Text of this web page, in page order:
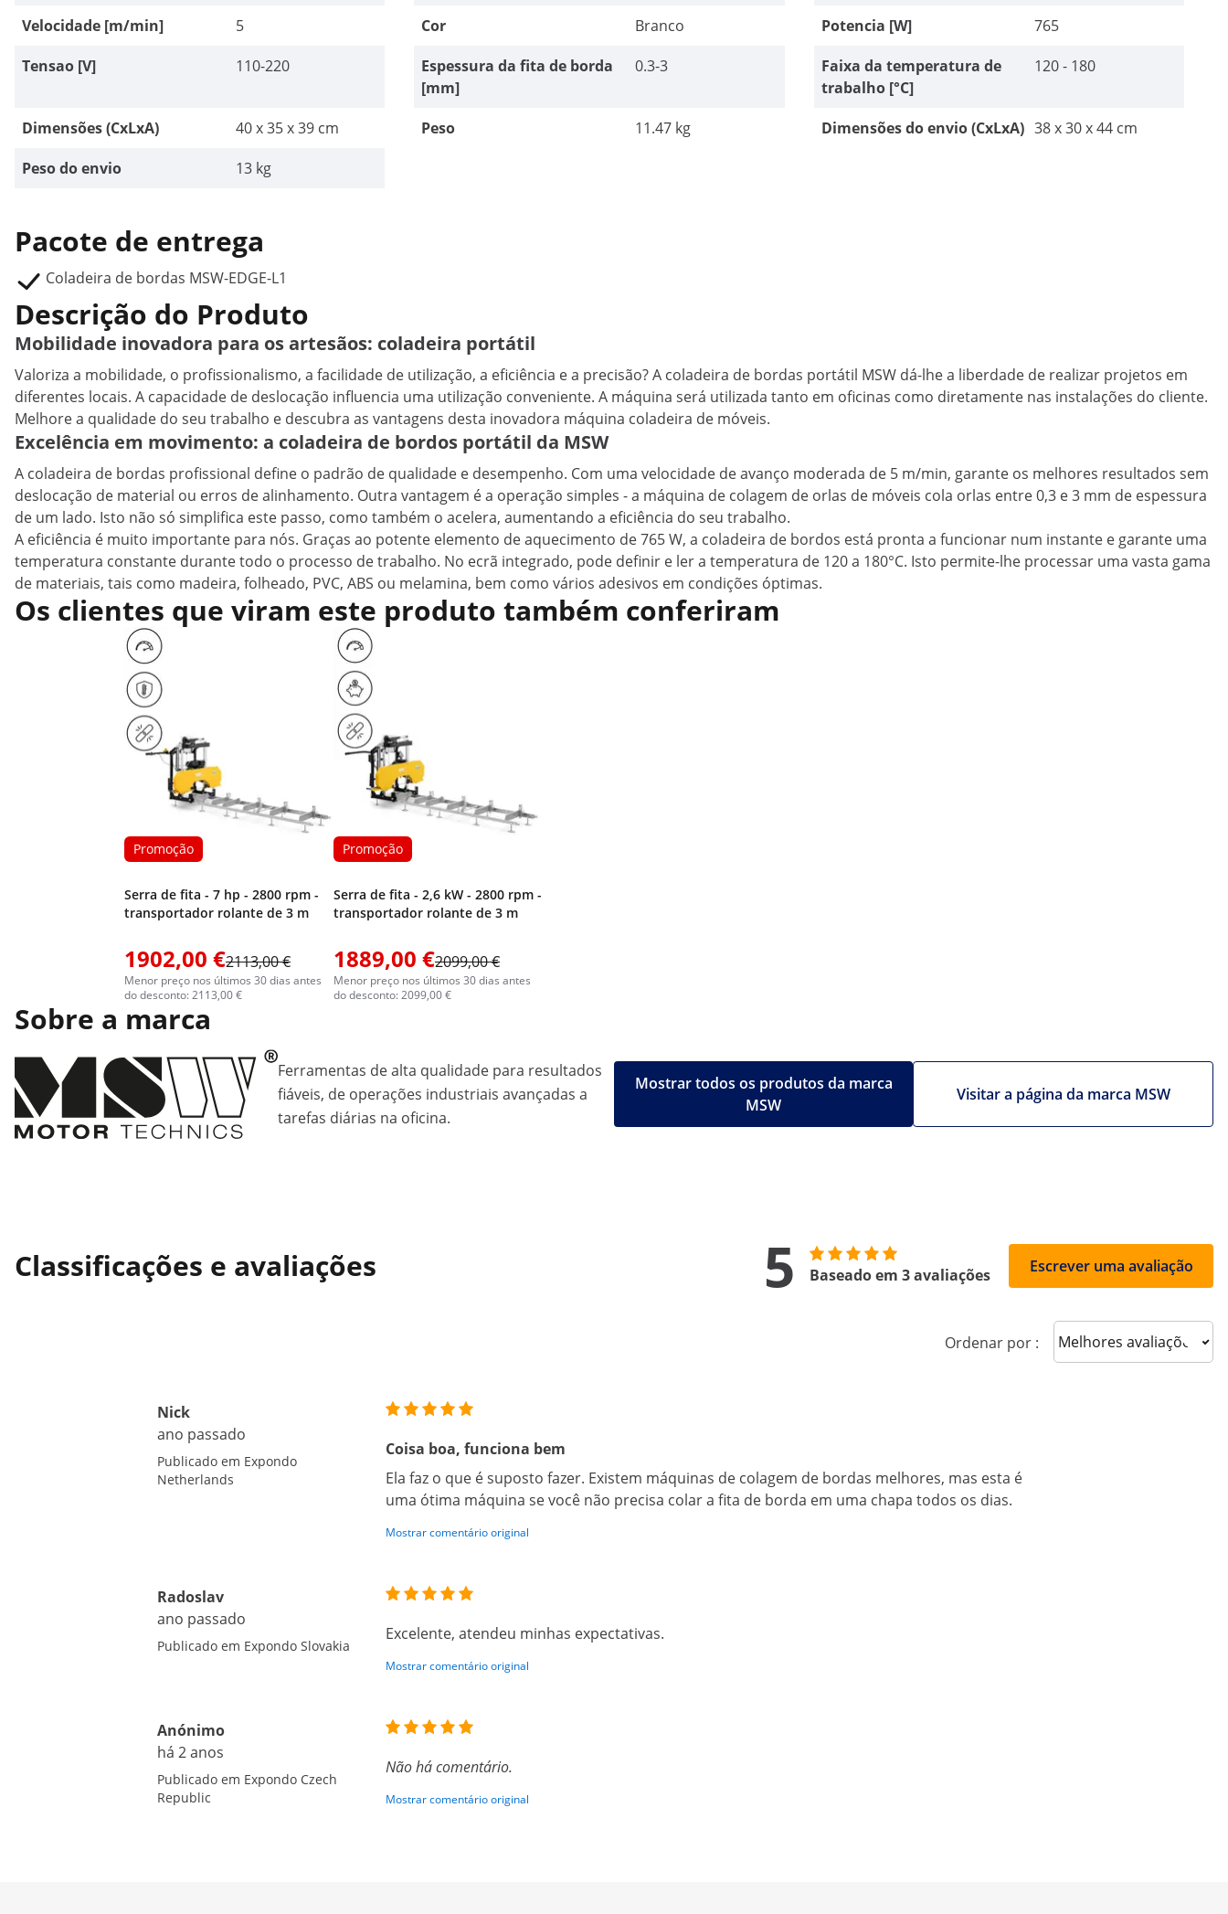
Velocidade [m/min] 5 Cor Branco Potencia [W]
765
Tensao [V]
110-220
Espessura da fita de borda
[mm]
0.3-3
Faixa da temperatura de
trabalho [°C]
120 - 180
Dimensões (CxLxA) 40 x 35 x 39 cm Peso 11.47 kg Dimensões do envio (CxLxA) 38 x 30 x 44 cm
Peso do envio
13 kg
Pacote de entrega
Coladeira de bordas MSW-EDGE-L1
Descrição do Produto
Mobilidade inovadora para os artesãos: coladeira portátil
Valoriza a mobilidade, o profissionalismo, a facilidade de utilização, a eficiência e a precisão? A coladeira de bordas portátil MSW dá-lhe a liberdade de realizar projetos em
diferentes locais. A capacidade de deslocação influencia uma utilização conveniente. A máquina será utilizada tanto em oficinas como diretamente nas instalações do cliente.
Melhore a qualidade do seu trabalho e descubra as vantagens desta inovadora máquina coladeira de móveis.
Excelência em movimento: a coladeira de bordos portátil da MSW
A coladeira de bordas profissional define o padrão de qualidade e desempenho. Com uma velocidade de avanço moderada de 5 m/min, garante os melhores resultados sem
deslocação de material ou erros de alinhamento. Outra vantagem é a operação simples - a máquina de colagem de orlas de móveis cola orlas entre 0,3 e 3 mm de espessura
de um lado. Isto não só simplifica este passo, como também o acelera, aumentando a eficiência do seu trabalho.
A eficiência é muito importante para nós. Graças ao potente elemento de aquecimento de 765 W, a coladeira de bordos está pronta a funcionar num instante e garante uma
temperatura constante durante todo o processo de trabalho. No ecrã integrado, pode definir e ler a temperatura de 120 a 180°C. Isto permite-lhe processar uma vasta gama
de materiais, tais como madeira, folheado, PVC, ABS ou melamina, bem como vários adesivos em condições óptimas.
Os clientes que viram este produto também conferiram
Promoção
Serra de fita - 7 hp - 2800 rpm -
transportador rolante de 3 m
1902,00 €2113,00 €
Menor preço nos últimos 30 dias antes
do desconto: 2113,00 €
Promoção
Serra de fita - 2,6 kW - 2800 rpm -
transportador rolante de 3 m
1889,00 €2099,00 €
Menor preço nos últimos 30 dias antes
do desconto: 2099,00 €
Sobre a marca
Ferramentas de alta qualidade para resultados
fiáveis, de operações industriais avançadas a
tarefas diárias na oficina.
Visitar a página da marca MSW
Mostrar todos os produtos da marca
MSW
Classificações e avaliações 5 Baseado em 3 avaliações Escrever uma avaliação
Ordenar por : Sort reviews
Nick
ano passado
Publicado em Expondo
Netherlands
Coisa boa, funciona bem
Ela faz o que é suposto fazer. Existem máquinas de colagem de bordas melhores, mas esta é
uma ótima máquina se você não precisa colar a fita de borda em uma chapa todos os dias.
Mostrar comentário original
Radoslav
ano passado
Publicado em Expondo Slovakia
Excelente, atendeu minhas expectativas.
Mostrar comentário original
Anónimo
há 2 anos
Publicado em Expondo Czech
Republic
Não há comentário.
Mostrar comentário original